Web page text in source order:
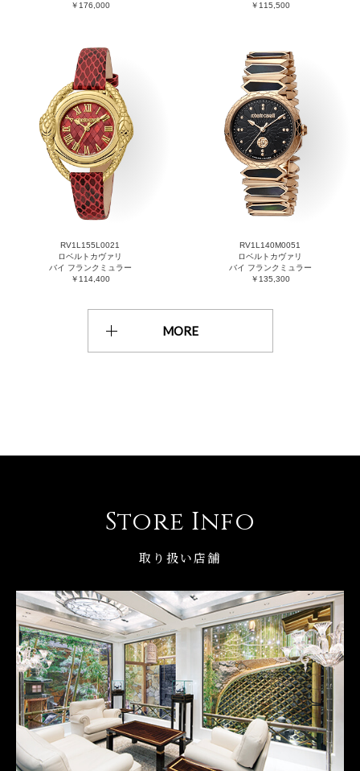
￥176,000 ￥115,500
RV1L155L0021
ロベルトカヴァリ
バイ フランクミュラー
￥114,400
RV1L140M0051
ロベルトカヴァリ
バイ フランクミュラー
￥135,300
MORE
Store Info
取り扱い店舗